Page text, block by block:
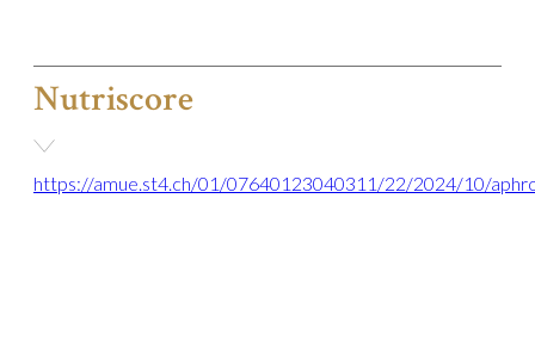
Nutriscore
https://amue.st4.ch/01/07640123040311/22/2024/10/